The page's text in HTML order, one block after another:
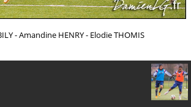
- Amandine HENRY - Elodie THOMIS